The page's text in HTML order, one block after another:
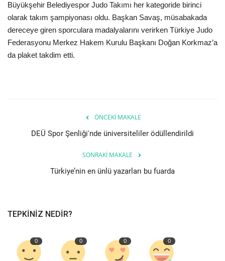
Hakkımızda
Galeri
İletişim
Büyükşehir Belediyespor Judo Takımı her kategoride birinci
olarak takım şampiyonası oldu. Başkan Savaş, müsabakada
dereceye giren sporculara madalyalarını verirken Türkiye Judo
Federasyonu Merkez Hakem Kurulu Başkanı Doğan Korkmaz’a
da plaket takdim etti.
ÖNCEKI MAKALE
DEÜ Spor Şenliği'nde üniversiteliler ödüllendirildi
SONRAKI MAKALE
Türkiye’nin en ünlü yazarları bu fuarda
TEPKINIZ NEDIR?
0 0 0 0